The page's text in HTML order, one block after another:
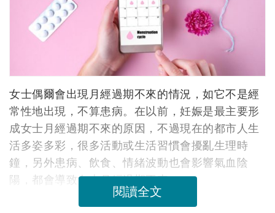
女士偶爾會出現月經過期不來的情況，如它不是經
常性地出現，不算患病。在以前，妊娠是最主要形
成女士月經過期不來的原因，不過現在的都市人生
活多姿多彩，很多活動或生活習慣會擾亂生理時
鐘，另外患病、飲食、情緒波動也會影響氣血陰
陽，都會導致女士月經過期不來。
閱讀全文